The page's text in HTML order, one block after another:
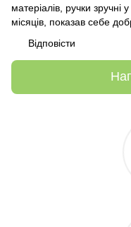
матеріалів, ручки зручні
місяців, показав себе
Відповісти